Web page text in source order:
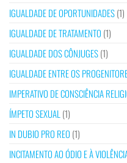
IGUALDADE DE OPORTUNIDADES(1)
IGUALDADE DE TRATAMENTO (1)
IGUALDADE DOS CÔNJUGES(1)
IGUALDADE ENTRE OS
IMPERATIVO DE CONSCIÊNCIA
ÍMPETO SEXUAL (1)
IN DUBIO PRO REO (1)
INCITAMENTO AO ÓDIO E À